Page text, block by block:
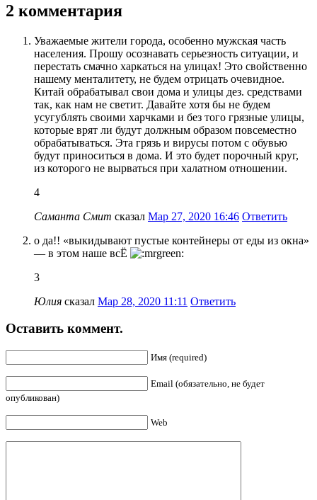
2 комментария
Уважаемые жители города, особенно мужская часть
населения. Прошу осознавать серьезность ситуации, и
перестать смачно харкаться на улицах! Это свойственно
нашему менталитету, не будем отрицать очевидное.
Китай обрабатывал свои дома и улицы дез. средствами
так, как нам не светит. Давайте хотя бы не будем
усугублять своими харчками и без того грязные улицы,
которые врят ли будут должным образом повсеместно
обрабатываться. Эта грязь и вирусы потом с обувью
будут приноситься в дома. И это будет порочный круг,
из которого не вырваться при халатном отношении.
4
Саманта Смит сказал Мар 27, 2020 16:46 Ответить
о да!! «выкидывают пустые контейнеры от еды из окна»
— в этом наше всЁ
3
Юлия сказал Мар 28, 2020 11:11 Ответить
Оставить коммент.
Имя (required)
Email (обязательно, не будет
опубликован)
Web